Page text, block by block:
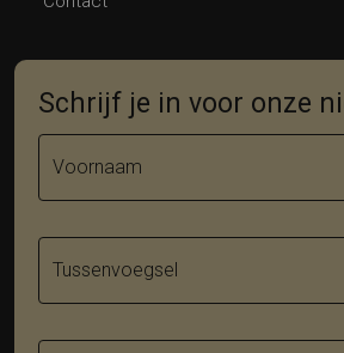
Schrijf je in voor onze
Voornaam
Tussenvoegsel